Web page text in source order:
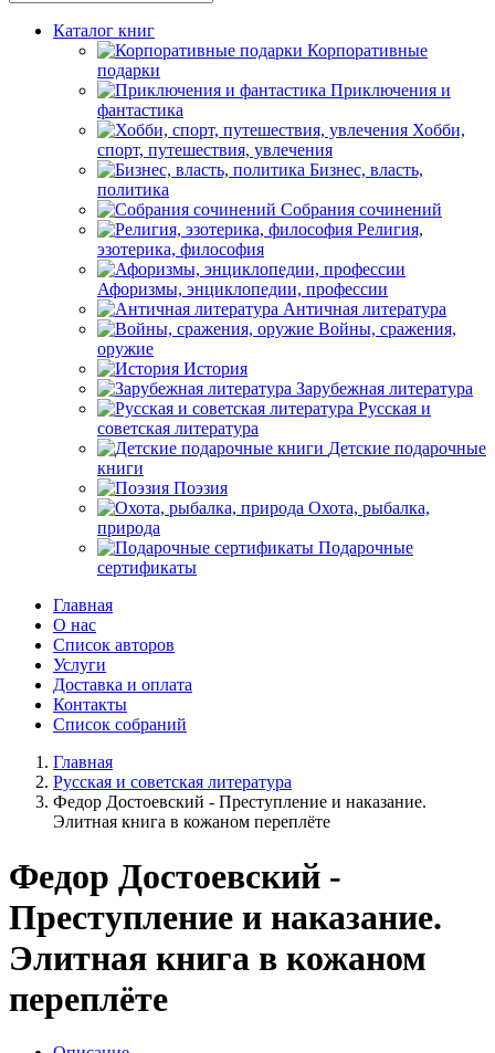
Каталог книг
Корпоративные
подарки
Приключения и
фантастика
Хобби,
спорт, путешествия, увлечения
Бизнес, власть,
политика
Собрания сочинений
Религия,
эзотерика, философия
Афоризмы, энциклопедии, профессии
Античная литература
Войны, сражения,
оружие
История
Зарубежная литература
Русская и
советская литература
Детские подарочные
книги
Поэзия
Охота, рыбалка,
природа
Подарочные
сертификаты
Главная
О нас
Список авторов
Услуги
Доставка и оплата
Контакты
Список собраний
Главная
Русская и советская литература
Федор Достоевский - Преступление и наказание.
Элитная книга в кожаном переплёте
Федор Достоевский -
Преступление и наказание.
Элитная книга в кожаном
переплёте